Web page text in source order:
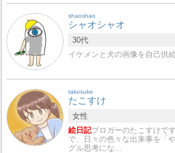
shaoshao
シャオシャオ
30代
イケメンと犬の画像を自己供
takosuke
たこすけ
女性
絵日記ブロガーのたこすけで
で、日々の色々な出来事を「
グル思考にな…